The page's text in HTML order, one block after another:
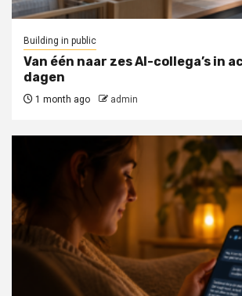
Building in public
Van één naar zes AI-collega’s in
dagen
1 month ago admin